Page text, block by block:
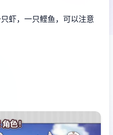
虾，一只鲣鱼，可以注意